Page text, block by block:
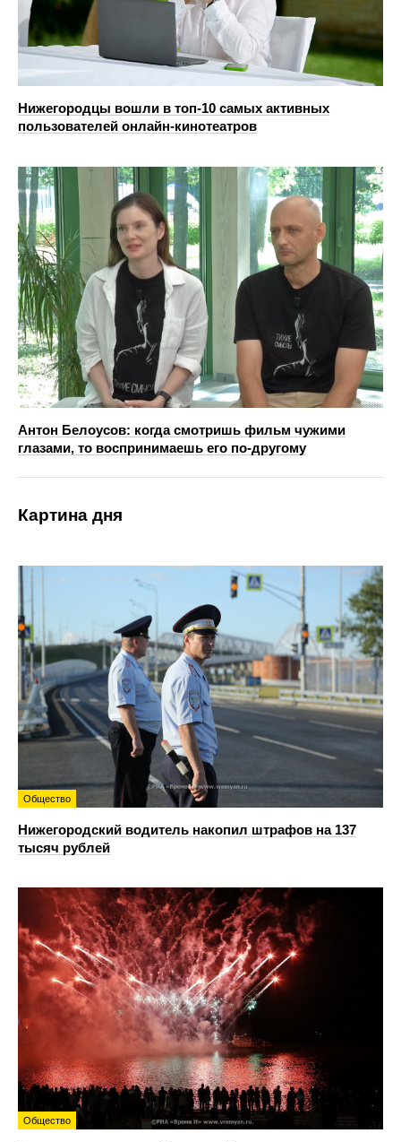
Нижегородцы вошли в топ-10 самых активных
пользователей онлайн-кинотеатров
Антон Белоусов: когда смотришь фильм чужими
глазами, то воспринимаешь его по-другому
Картина дня
Общество
Нижегородский водитель накопил штрафов на 137
тысяч рублей
Общество